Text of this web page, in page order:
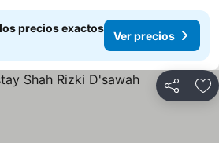
precios exactos
Ver precios
Compartir